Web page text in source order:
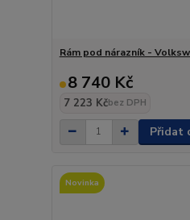
Rám pod nárazník -
8 740 Kč
7 223 Kčbez DPH
Přidat
Novinka